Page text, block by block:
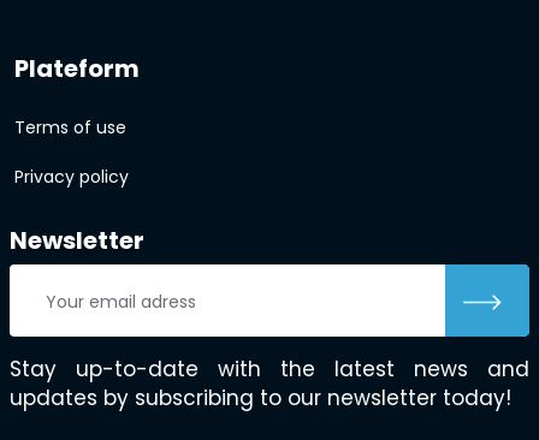
Plateform
Terms of use
Privacy policy
Newsletter
Stay up-to-date with the latest news and
updates by subscribing to our newsletter today!